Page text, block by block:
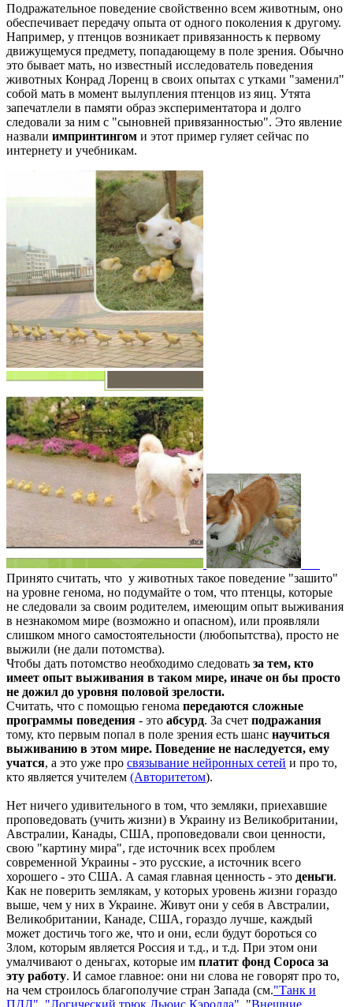
Подражательное поведение свойственно всем животным, оно
обеспечивает передачу опыта от одного поколения к другому.
Например, у птенцов возникает привязанность к первому
движущемуся предмету, попадающему в поле зрения. Обычно
это бывает мать, но известный исследователь поведения
животных Конрад Лоренц в своих опытах с утками "заменил"
собой мать в момент вылупления птенцов из яиц. Утята
запечатлели в памяти образ экспериментатора и долго
следовали за ним с "сыновней привязанностью". Это явление
назвали импринтингом и этот пример гуляет сейчас по
интернету и учебникам.
Принято считать, что у животных такое поведение "зашито"
на уровне генома, но подумайте о том, что птенцы, которые
не следовали за своим родителем, имеющим опыт выживания
в незнакомом мире (возможно и опасном), или проявляли
слишком много самостоятельности (любопытства), просто не
выжили (не дали потомства).
Чтобы дать потомство необходимо следовать за тем, кто
имеет опыт выживания в таком мире, иначе он бы просто
не дожил до уровня половой зрелости.
Считать, что с помощью генома передаются сложные
программы поведения - это абсурд. За счет подражания
тому, кто первым попал в поле зрения есть шанс научиться
выживанию в этом мире. Поведение не наследуется, ему
учатся, а это уже про связывание нейронных сетей и про то,
кто является учителем (Авторитетом).
Нет ничего удивительного в том, что земляки, приехавшие
проповедовать (учить жизни) в Украину из Великобритании,
Австралии, Канады, США, проповедовали свои ценности,
свою "картину мира", где источник всех проблем
современной Украины - это русские, а источник всего
хорошего - это США. А самая главная ценность - это деньги.
Как не поверить землякам, у которых уровень жизни гораздо
выше, чем у них в Украине. Живут они у себя в Австралии,
Великобритании, Канаде, США, гораздо лучше, каждый
может достичь того же, что и они, если будут бороться со
Злом, которым является Россия и т.д., и т.д. При этом они
умалчивают о деньгах, которые им платит фонд Сороса за
эту работу. И самое главное: они ни слова не говорят про то,
на чем строилось благополучие стран Запада (см."Танк и
ПДД" "Логический трюк Льюис Кэролла" , "Внешние